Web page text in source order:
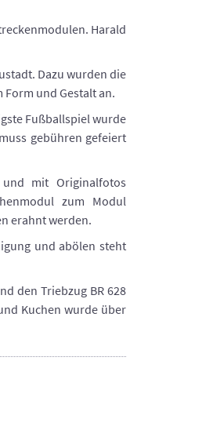
Harald
Dazu wurden die
und Gestalt an.
Fußballspiel wurde
gebühren gefeiert
mit Originalfotos
zum Modul
erahnt werden.
und abölen steht
den Triebzug BR 628
Kuchen wurde über